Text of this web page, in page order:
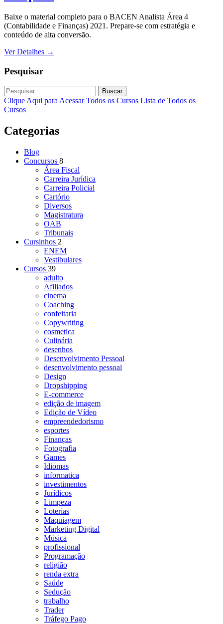
Baixe o material completo para o BACEN Analista Área 4
(Contabilidade e Finanças) 2021. Prepare-se com estratégia e
conteúdo de alta conversão.
Ver Detalhes →
Pesquisar
Buscar
Clique Aqui para Acessar Todos os Cursos Lista de Todos os
Cursos
Categorias
Blog
Concursos 8
Área Fiscal
Carreira Jurídica
Carreira Policial
Cartório
Diversos
Magistratura
OAB
Tribunais
Cursinhos 2
ENEM
Vestibulares
Cursos 39
adulto
Afiliados
cinema
Coaching
confeitaria
Copywriting
cosmetica
Culinária
desenhos
Desenvolvimento Pessoal
desenvolvimento pessoal
Design
Dropshipping
E-commerce
edição de imagem
Edição de Vídeo
empreendedorismo
esportes
Finanças
Fotografia
Games
Idiomas
informatica
investimentos
Jurídicos
Limpeza
Loterias
Maquiagem
Marketing Digital
Música
profissional
Programação
religião
renda extra
Saúde
Sedução
trabalho
Trader
Tráfego Pago